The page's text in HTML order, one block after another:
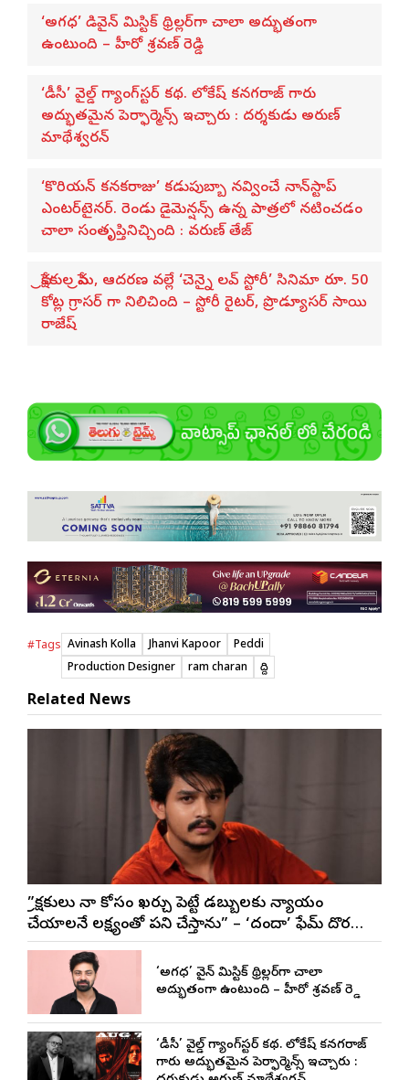
‘అగధ’ డివైన్ మిస్టిక్ థ్రిల్లర్‌గా చాలా అద్భుతంగా
ఉంటుంది – హీరో శ్రవణ్ రెడ్డి
‘డీసీ’ వైల్డ్ గ్యాంగ్‌స్టర్ కథ. లోకేష్ కనగరాజ్ గారు
అద్భుతమైన పెర్ఫార్మెన్స్ ఇచ్చారు : దర్శకుడు అరుణ్
మాథేశ్వరన్
‘కొరియన్ కనకరాజు’ కడుపుబ్బా నవ్వించే నాన్‌స్టాప్
ఎంటర్‌టైనర్. రెండు డైమెన్షన్స్ ఉన్న పాత్రలో నటించడం
చాలా సంతృప్తినిచ్చింది : వరుణ్ తేజ్
ప్రేక్షకుల ప్రేమ, ఆదరణ వల్లే ‘చెన్నై లవ్ స్టోరీ’ సినిమా రూ. 50
కోట్ల గ్రాసర్ గా నిలిచింది – స్టోరీ రైటర్, ప్రొడ్యూసర్ సాయి
రాజేష్
#Tags Avinash Kolla Jhanvi Kapoor
Peddi
Production Designer
ram charan పెద్ది
Related News
”ప్రేక్షకులు నా కోసం ఖర్చు పెట్టే డబ్బులకు న్యాయం
చేయాలనే లక్ష్యంతో పని చేస్తాను” – ‘దందా’ ఫేమ్ దొర
సాయి తేజ
‘అగధ’ డివైన్ మిస్టిక్ థ్రిల్లర్‌గా చాలా
అద్భుతంగా ఉంటుంది – హీరో శ్రవణ్ రెడ్డి
‘డీసీ’ వైల్డ్ గ్యాంగ్‌స్టర్ కథ. లోకేష్ కనగరాజ్
గారు అద్భుతమైన పెర్ఫార్మెన్స్ ఇచ్చారు :